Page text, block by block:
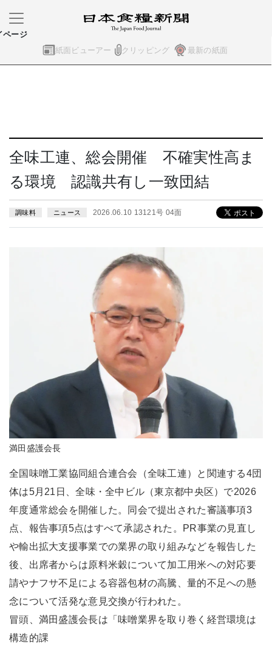
紙面ビューアー クリッピング 最新の紙面
ページ
全味工連、総会開催 不確実性高ま
る環境 認識共有し一致団結
調味料 ニュース 2026.06.10 13121号 04面
満田盛護会長
全国味噌工業協同組合連合会（全味工連）と関連する4団
体は5月21日、全味・全中ビル（東京都中央区）で2026
年度通常総会を開催した。同会で提出された審議事項3
点、報告事項5点はすべて承認された。PR事業の見直し
や輸出拡大支援事業での業界の取り組みなどを報告した
後、出席者からは原料米穀について加工用米への対応要
請やナフサ不足による容器包材の高騰、量的不足への懸
念について活発な意見交換が行われた。
冒頭、満田盛護会長は「味噌業界を取り巻く経営環境は
構造的課